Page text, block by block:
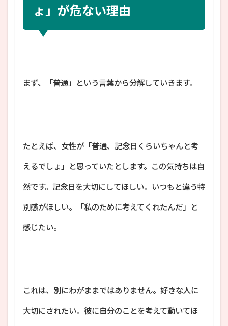
ょ」が危ない理由
まず、「普通」という言葉から分解していきます。
たとえば、女性が「普通、記念日くらいちゃんと考
えるでしょ」と思っていたとします。この気持ちは自
然です。記念日を大切にしてほしい。いつもと違う特
別感がほしい。「私のために考えてくれたんだ」と
感じたい。
これは、別にわがままではありません。好きな人に
大切にされたい。彼に自分のことを考えて動いてほ